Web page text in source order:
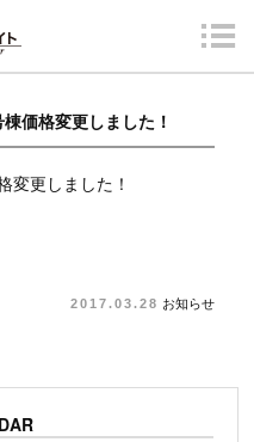
価格変更しました！
変更しました！
2017.03.28 お知らせ